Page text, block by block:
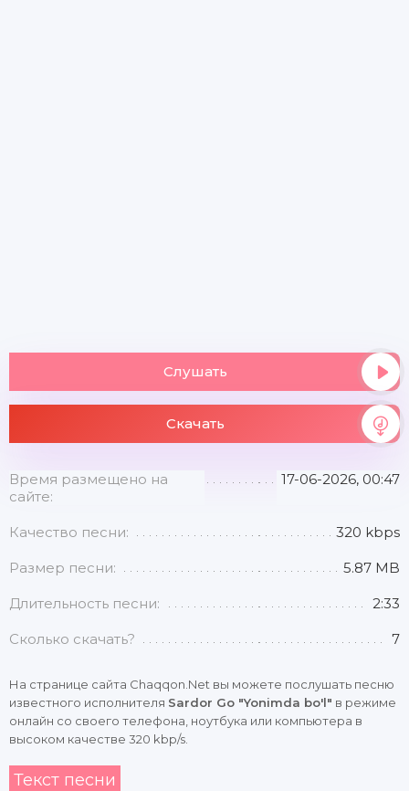
Слушать
Скачать
Время размещено на
сайте:
17-06-2026, 00:47
Качество песни: 320 kbps
Размер песни: 5.87 MB
Длительность песни: 2:33
Сколько скачать? 7
На странице сайта Chaqqon.Net вы можете послушать песню
известного исполнителя Sardor Go "Yonimda bo'l" в режиме
онлайн со своего телефона, ноутбука или компьютера в
высоком качестве 320 kbp/s.
Текст песни